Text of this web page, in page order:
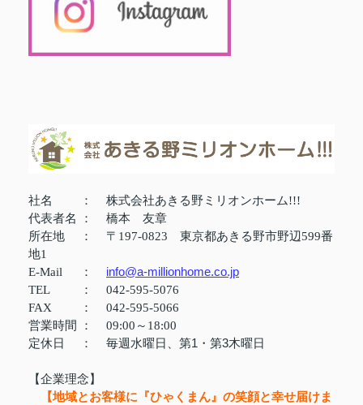
社名 ：
株式会社あきる野ミリオンホーム!!!
代表者名
：
橋本 友章
所在地
：
〒197-0823 東京都あきる野市野辺599番
地1
E-Mail
： info@a-millionhome.co.jp
TEL ：
042-595-5076
FAX
：
042-595-5066
営業時間
： 09:00～18:00
定休日 ： 毎週水曜日、第1・第3木曜日
【企業理念】
【地域とお客様に『ひゃくまん』の笑顔と幸せ届けま